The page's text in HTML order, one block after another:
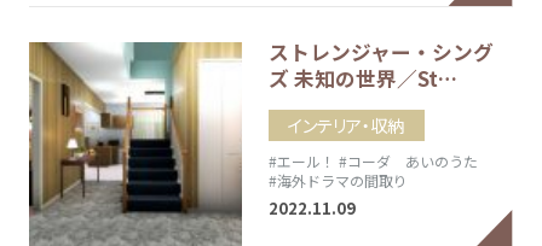
ストレンジャー・シング
ズ 未知の世界／St…
インテリア・収納
#エール！ #コーダ あいのうた
#海外ドラマの間取り
2022.11.09